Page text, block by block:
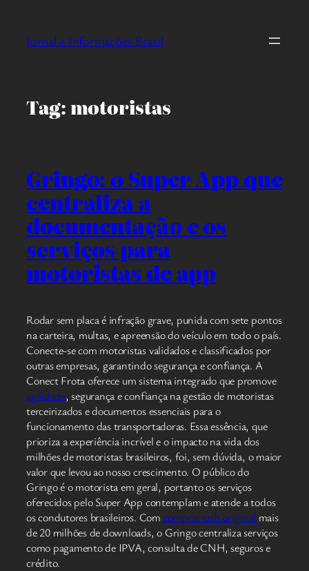
Jornal e Informações Brasil
Tag:motoristas
Gringo: o Super App que
centraliza a
documentação e os
serviços para
motoristas de app
Rodar sem placa é infração grave, punida com sete pontos
na carteira, multas, e apreensão do veículo em todo o país.
Conecte-se com motoristas validados e classificados por
outras empresas, garantindo segurança e confiança. A
Conect Frota oferece um sistema integrado que promove
agilidade, segurança e confiança na gestão de motoristas
terceirizados e documentos essenciais para o
funcionamento das transportadoras. Essa essência, que
prioriza a experiência incrível e o impacto na vida dos
milhões de motoristas brasileiros, foi, sem dúvida, o maior
valor que levou ao nosso crescimento. O público do
Gringo é o motorista em geral, portanto os serviços
oferecidos pelo Super App contemplam e atende a todos
os condutores brasileiros. Com comprar cnh original mais
de 20 milhões de downloads, o Gringo centraliza serviços
como pagamento de IPVA, consulta de CNH, seguros e
crédito.